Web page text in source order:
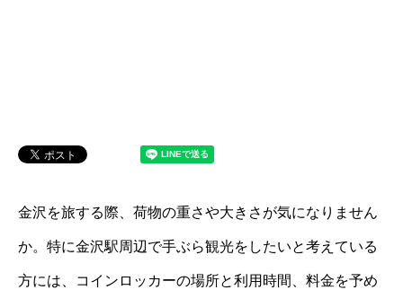
金沢を旅する際、荷物の重さや大きさが気になりません
か。特に金沢駅周辺で手ぶら観光をしたいと考えている
方には、コインロッカーの場所と利用時間、料金を予め